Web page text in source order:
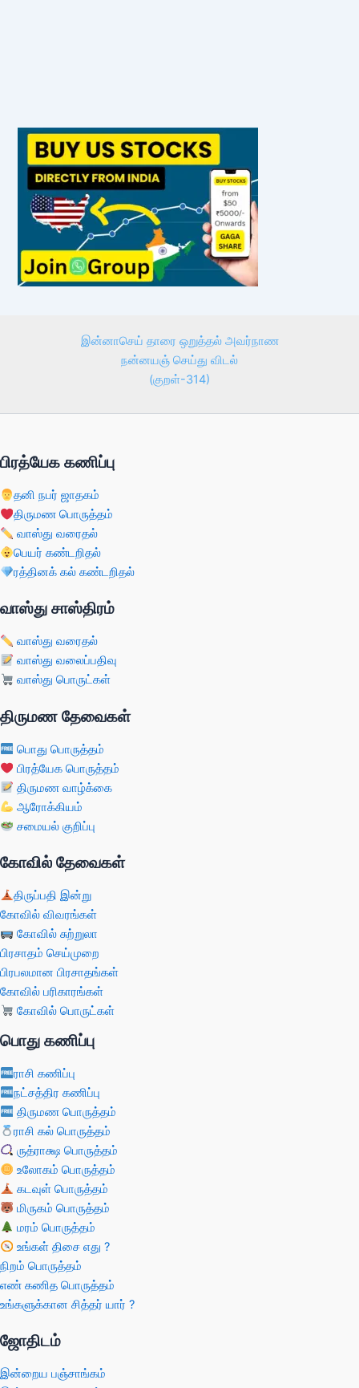
இன்னாசெய் தாரை ஒறுத்தல் அவர்நாண
நன்னயஞ் செய்து விடல்
(குறள்-314)
பிரத்யேக கணிப்பு
தனி நபர் ஜாதகம்
திருமண பொருத்தம்
வாஸ்து வரைதல்
பெயர் கண்டறிதல்
ரத்தினக் கல் கண்டறிதல்
வாஸ்து சாஸ்திரம்
வாஸ்து வரைதல்
வாஸ்து வலைப்பதிவு
வாஸ்து பொருட்கள்
திருமண தேவைகள்
பொது பொருத்தம்
பிரத்யேக பொருத்தம்
திருமண வாழ்க்கை
ஆரோக்கியம்
சமையல் குறிப்பு
கோவில் தேவைகள்
திருப்பதி இன்று
கோவில் விவரங்கள்
கோவில் சுற்றுலா
பிரசாதம் செய்முறை
பிரபலமான பிரசாதங்கள்
கோவில் பரிகாரங்கள்
கோவில் பொருட்கள்
பொது கணிப்பு
ராசி கணிப்பு
நட்சத்திர கணிப்பு
திருமண பொருத்தம்
ராசி கல் பொருத்தம்
ருத்ராக்ஷ பொருத்தம்
உலோகம் பொருத்தம்
கடவுள் பொருத்தம்
மிருகம் பொருத்தம்
மரம் பொருத்தம்
உங்கள் திசை எது ?
நிறம் பொருத்தம்
எண் கணித பொருத்தம்
உங்களுக்கான சித்தர் யார் ?
ஜோதிடம்
இன்றைய பஞ்சாங்கம்